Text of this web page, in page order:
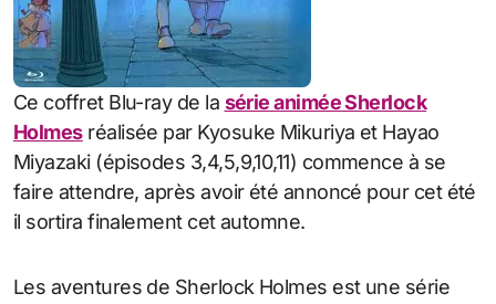
Ce coffret Blu-ray de la série animée Sherlock
Holmesréalisée par Kyosuke Mikuriya et Hayao
Miyazaki (épisodes 3,4,5,9,10,11) commence à se
faire attendre, après avoir été annoncé pour cet été
il sortira finalement cet automne.
Les aventures de Sherlock Holmes est une série